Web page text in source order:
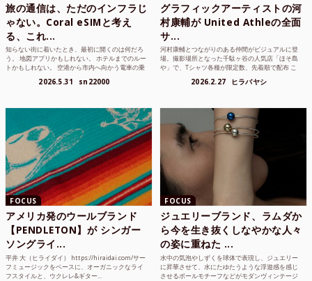
旅の通信は、ただのインフラじ
ゃない。Coral eSIMと考え
る、これ...
知らない街に着いたとき、最初に開くのは何だろ
う。 地図アプリかもしれない。 ホテルまでのルー
トかもしれない。 空港から市内へ向かう電車の乗
2026.5.31 sn22000
グラフィックアーティストの河
村康輔が United Athleの全面
サ...
河村康輔とつながりのある仲間がビジュアルに登
場。撮影場所となった千駄ヶ谷の人気店「ほそ島
や」で、Tシャツ各種が限定数、先着順で配布 こ
2026.2.27 ヒラバヤシ
FOCUS
アメリカ発のウールブランド
【PENDLETON】が シンガー
ソングライ...
平井 大（ヒライダイ） https://hiraidai.com/サー
フミュージックをベースに、オーガニックなライ
フスタイルと、ウクレレ&ギター...
FOCUS
ジュエリーブランド、ラムダか
ら今を生き抜くしなやかな人々
の姿に重ねた ...
水中の気泡やしずくを球体で表現し、ジュエリー
に昇華させて、水にたゆたうような浮遊感を感じ
させるボールモチーフなどがモダンヴィンテージ